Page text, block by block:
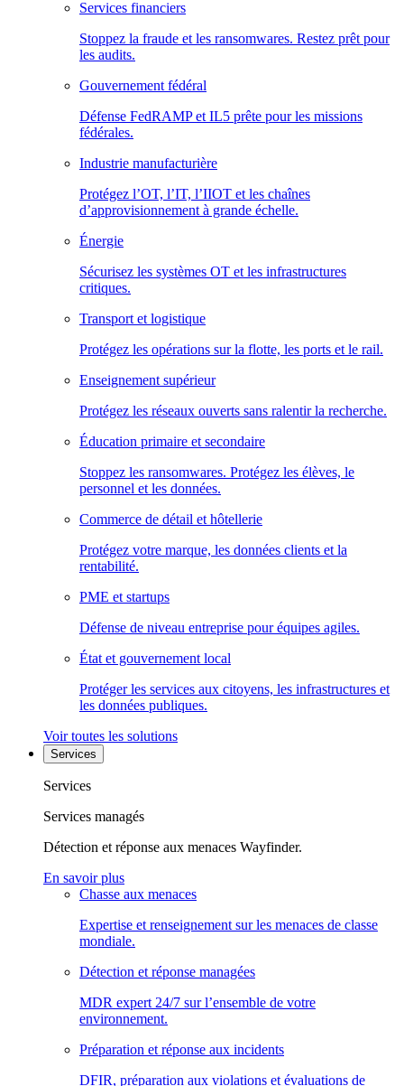
Services financiers
Stoppez la fraude et les ransomwares. Restez prêt pour
les audits.
Gouvernement fédéral
Défense FedRAMP et IL5 prête pour les missions
fédérales.
Industrie manufacturière
Protégez l’OT, l’IT, l’IIOT et les chaînes
d’approvisionnement à grande échelle.
Énergie
Sécurisez les systèmes OT et les infrastructures
critiques.
Transport et logistique
Protégez les opérations sur la flotte, les ports et le rail.
Enseignement supérieur
Protégez les réseaux ouverts sans ralentir la recherche.
Éducation primaire et secondaire
Stoppez les ransomwares. Protégez les élèves, le
personnel et les données.
Commerce de détail et hôtellerie
Protégez votre marque, les données clients et la
rentabilité.
PME et startups
Défense de niveau entreprise pour équipes agiles.
État et gouvernement local
Protéger les services aux citoyens, les infrastructures et
les données publiques.
Voir toutes les solutions
Services
Services
Services managés
Détection et réponse aux menaces Wayfinder.
En savoir plus
Chasse aux menaces
Expertise et renseignement sur les menaces de classe
mondiale.
Détection et réponse managées
MDR expert 24/7 sur l’ensemble de votre
environnement.
Préparation et réponse aux incidents
DFIR, préparation aux violations et évaluations de